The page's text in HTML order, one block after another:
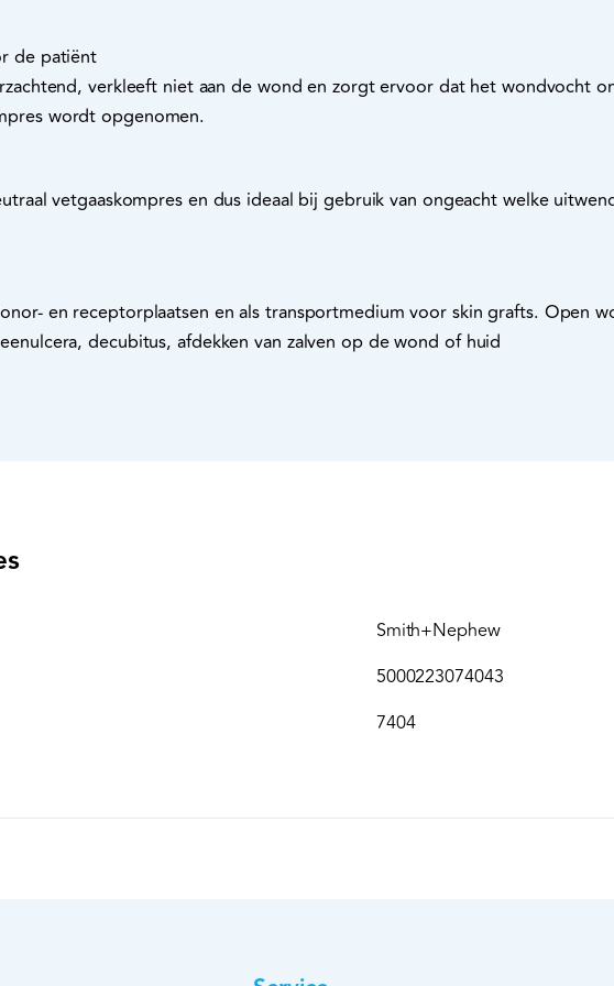
de patiënt
verkleeft niet aan de wond en zorgt ervoor dat het wondvocht
wordt opgenomen.
vetgaaskompres en dus ideaal bij gebruik van ongeacht welke
en receptorplaatsen en als transportmedium voor skin grafts. Open
decubitus, afdekken van zalven op de wond of huid
Smith+Nephew
5000223074043
7404